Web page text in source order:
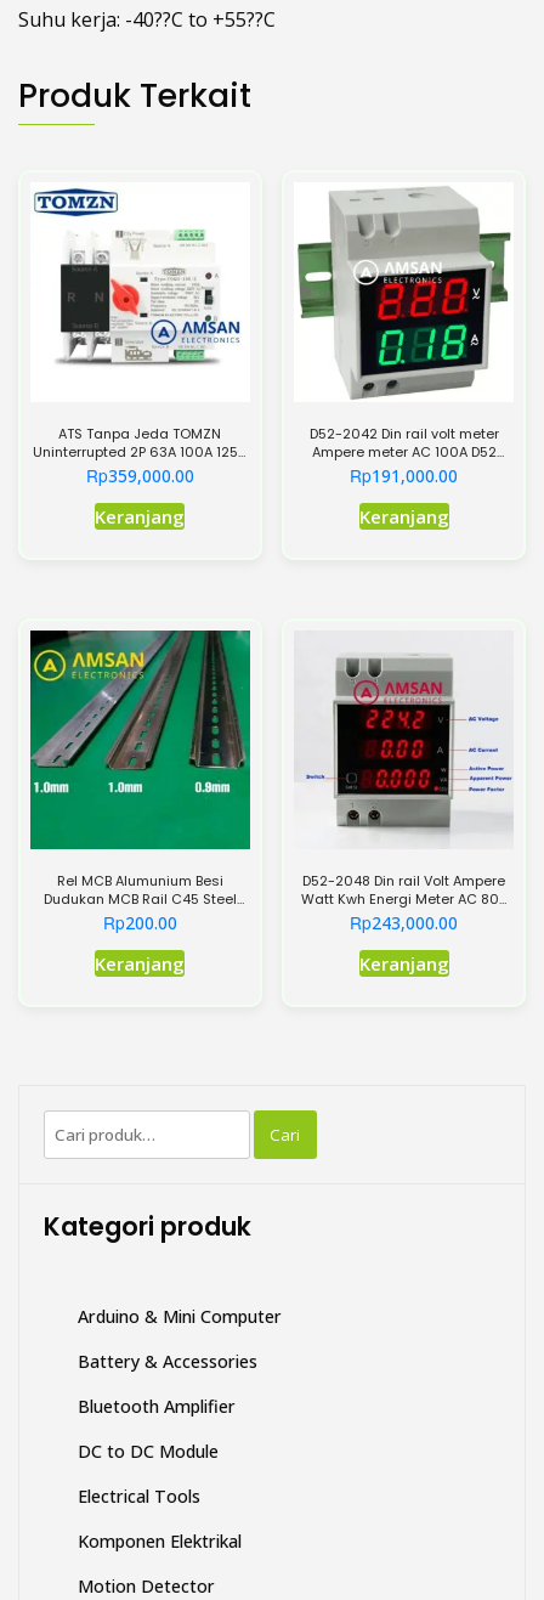
Suhu kerja: -40??C to +55??C
Produk Terkait
ATS Tanpa Jeda TOMZN
Uninterrupted 2P 63A 100A 125A
Automatic Transfer Switch COS
Rp359,000.00
KeranjangProduk
varian.
Pilihan
ini
dapat
diambil
di
halaman
D52-2042 Din rail volt meter
Ampere meter AC 100A D52
2042
Rp191,000.00
Keranjang
Rel MCB Alumunium Besi
Dudukan MCB Rail C45 Steel
1.0mm
Rp200.00
KeranjangProduk
dapat
di
D52-2048 Din rail Volt Ampere
Watt Kwh Energi Meter AC 80-
300V 0-100A
Rp243,000.00
Keranjang
Pencarian
untuk:
Cari
Kategori produk
Arduino & Mini Computer
Battery & Accessories
Bluetooth Amplifier
DC to DC Module
Electrical Tools
Komponen Elektrikal
Motion Detector